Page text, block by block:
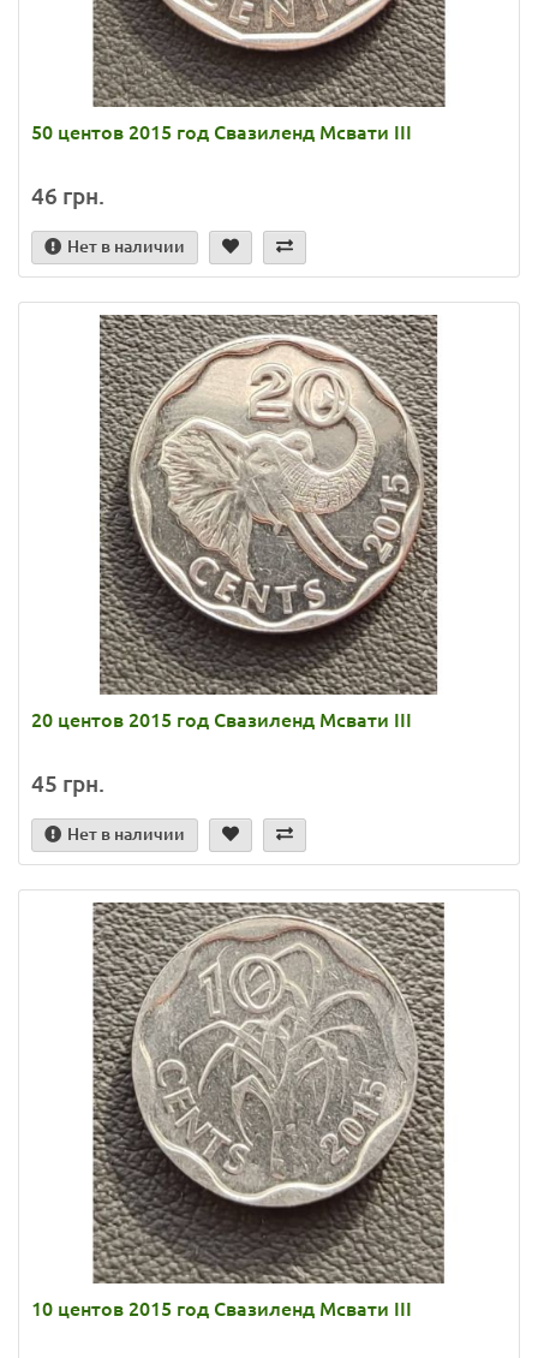
50 центов 2015 год Свазиленд Мсвати III
46 грн.
Нет в наличии
20 центов 2015 год Свазиленд Мсвати III
45 грн.
Нет в наличии
10 центов 2015 год Свазиленд Мсвати III